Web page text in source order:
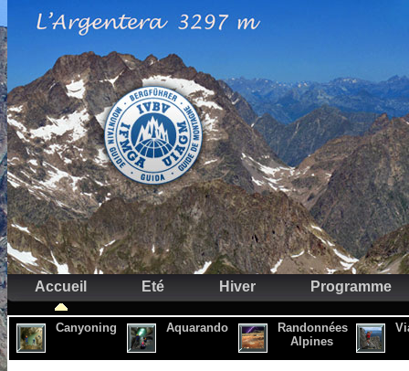
Accueil Eté Hiver Programme
Canyoning Aquarando
Randonnées
Alpines